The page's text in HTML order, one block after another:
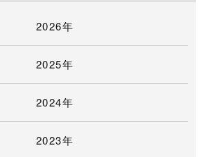
2026年
2025年
2024年
2023年